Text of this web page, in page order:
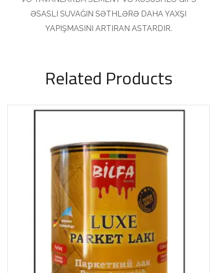
ƏSASLI SUVAĞIN SƏTHLƏRƏ DAHA YAXŞI
YAPIŞMASINI ARTIRAN ASTARDIR.
Related Products